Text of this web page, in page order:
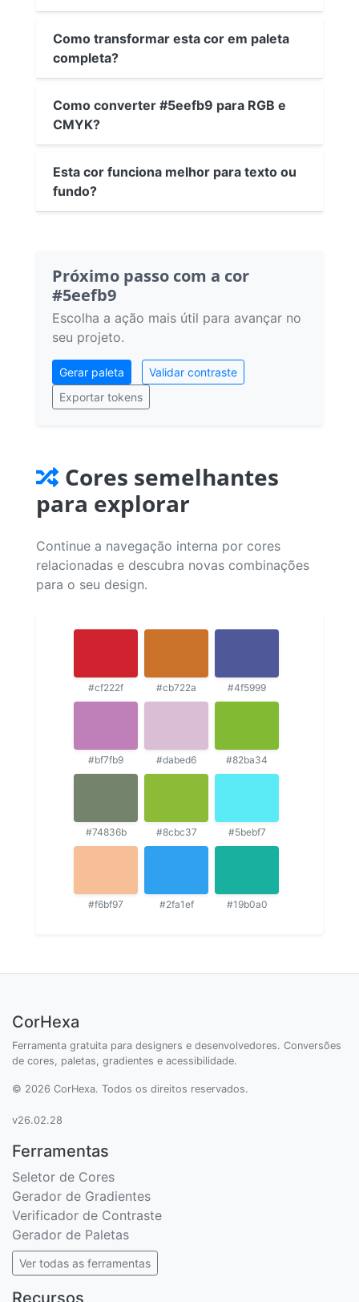
Como transformar esta cor em paleta
completa?
Como converter #5eefb9 para RGB e
CMYK?
Esta cor funciona melhor para texto ou
fundo?
Próximo passo com a cor
#5eefb9
Escolha a ação mais útil para avançar no
seu projeto.
Gerar paleta
Validar contraste
Exportar tokens
Cores semelhantes
para explorar
Continue a navegação interna por cores
relacionadas e descubra novas combinações
para o seu design.
#cf222f #cb722a #4f5999
#bf7fb9 #dabed6 #82ba34
#74836b #8cbc37 #5bebf7
#f6bf97 #2fa1ef #19b0a0
CorHexa
Ferramenta gratuita para designers e desenvolvedores. Conversões
de cores, paletas, gradientes e acessibilidade.
© 2026 CorHexa. Todos os direitos reservados.
v26.02.28
Ferramentas
Seletor de Cores
Gerador de Gradientes
Verificador de Contraste
Gerador de Paletas
Ver todas as ferramentas
Recursos